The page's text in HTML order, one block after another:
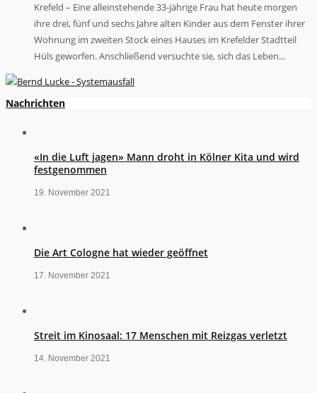
Krefeld – Eine alleinstehende 33-jährige Frau hat heute morgen
ihre drei, fünf und sechs Jahre alten Kinder aus dem Fenster ihrer
Wohnung im zweiten Stock eines Hauses im Krefelder Stadtteil
Hüls geworfen. Anschließend versuchte sie, sich das Leben...
Nachrichten
«In die Luft jagen» Mann droht in Kölner Kita und wird
festgenommen
19. November 2021
Die Art Cologne hat wieder geöffnet
17. November 2021
Streit im Kinosaal: 17 Menschen mit Reizgas verletzt
14. November 2021